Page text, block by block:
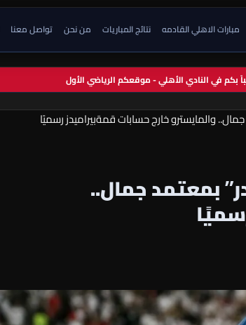
مبارات الاهلي القادمه نتائج المباريات من نحن تواصل معنا
بكم في النادي الأهلي - موقعكم الرياضي الأول
والمايسترو خارج حسابات قمةبيراميدز رسميًا
بمعتمد جمال..